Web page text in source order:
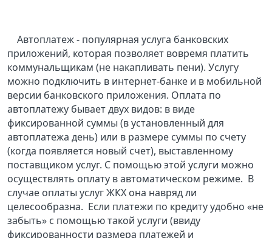
Автоплатеж - популярная услуга банковских
приложений, которая позволяет вовремя платить
коммунальщикам (не накапливать пени). Услугу
можно подключить в интернет-банке и в мобильной
версии банковского приложения. Оплата по
автоплатежу бывает двух видов: в виде
фиксированной суммы (в установленный для
автоплатежа день) или в размере суммы по счету
(когда появляется новый счет), выставленному
поставщиком услуг. С помощью этой услуги можно
осуществлять оплату в автоматическом режиме. В
случае оплаты услуг ЖКХ она навряд ли
целесообразна. Если платежи по кредиту удобно «не
забыть» с помощью такой услуги (ввиду
фиксированности размера платежей и